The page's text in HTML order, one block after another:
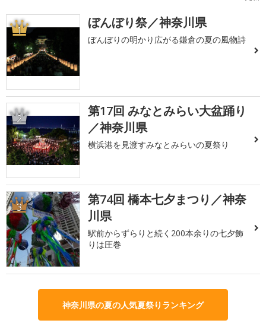
1 ぼんぼり祭／神奈川県
ぼんぼりの明かり広がる鎌倉の夏の風物詩
2
第17回 みなとみらい大盆踊り
／神奈川県
横浜港を見渡すみなとみらいの夏祭り
3
第74回 橋本七夕まつり／神奈
川県
駅前からずらりと続く200本余りの七夕飾
りは圧巻
神奈川県の夏の人気夏祭りランキング